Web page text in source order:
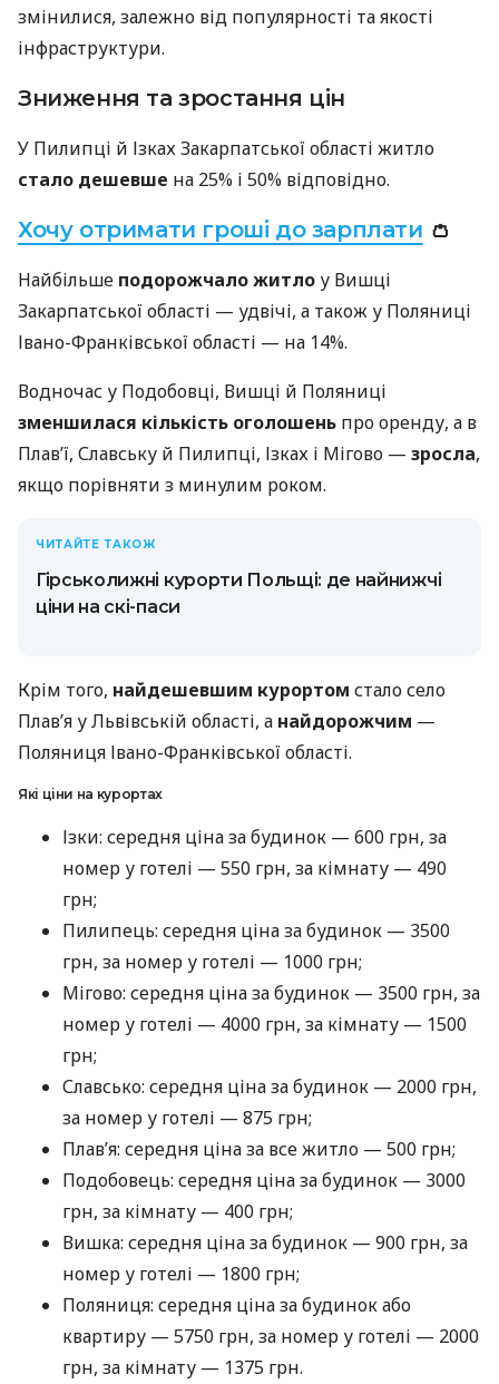
змінилися, залежно від популярності та якості
інфраструктури.
Зниження та зростання цін
У Пилипці й Ізках Закарпатської області житло
стало дешевше на 25% і 50% відповідно.
Хочу отримати гроші до зарплати 👛
Найбільше подорожчало житло у Вишці
Закарпатської області — удвічі, а також у Поляниці
Івано-Франківської області — на 14%.
Водночас у Подобовці, Вишці й Поляниці
зменшилася кількість оголошень про оренду, а в
Плавʼї, Славську й Пилипці, Ізках і Мігово — зросла,
якщо порівняти з минулим роком.
ЧИТАЙТЕ ТАКОЖ
Гірськолижні курорти Польщі: де найнижчі
ціни на скі-паси
Крім того, найдешевшим курортом стало село
Плавʼя у Львівській області, а найдорожчим —
Поляниця Івано-Франківської області.
Які ціни на курортах
Ізки: середня ціна за будинок — 600 грн, за
номер у готелі — 550 грн, за кімнату — 490
грн;
Пилипець: середня ціна за будинок — 3500
грн, за номер у готелі — 1000 грн;
Мігово: середня ціна за будинок — 3500 грн, за
номер у готелі — 4000 грн, за кімнату — 1500
грн;
Славсько: середня ціна за будинок — 2000 грн,
за номер у готелі — 875 грн;
Плав’я: середня ціна за все житло — 500 грн;
Подобовець: середня ціна за будинок — 3000
грн, за кімнату — 400 грн;
Вишка: середня ціна за будинок — 900 грн, за
номер у готелі — 1800 грн;
Поляниця: середня ціна за будинок або
квартиру — 5750 грн, за номер у готелі — 2000
грн, за кімнату — 1375 грн.